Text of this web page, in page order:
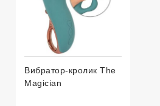
Вибратор-кролик The
Magician